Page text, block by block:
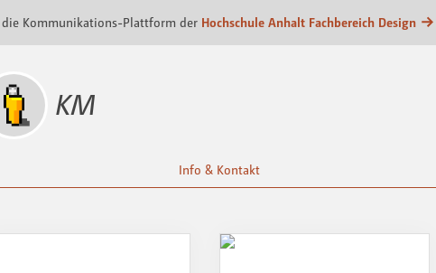
Kommunikations-Plattform der Hochschule Anhalt Fachbereich Design
KM
Info & Kontakt